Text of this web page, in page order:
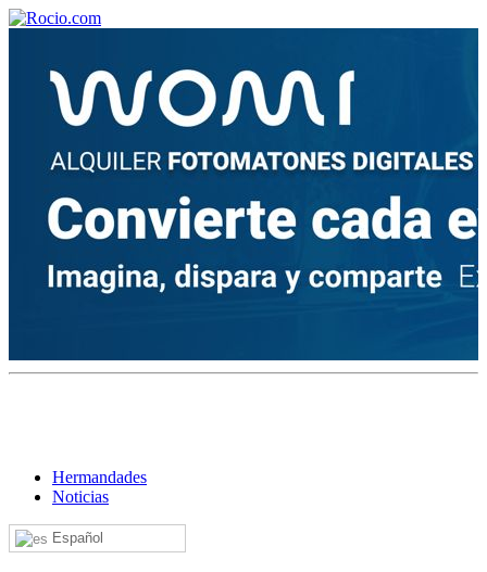
Hermandades
Noticias
Español
¡Bienvenido! Soy el asistente virtual de rocio.com.
¿En qué puedo ayudarte?
¿Cuándo se construyó la primera ermita?
El traslado cada siete años
¿Cuales son los actos principales que se celebran en el